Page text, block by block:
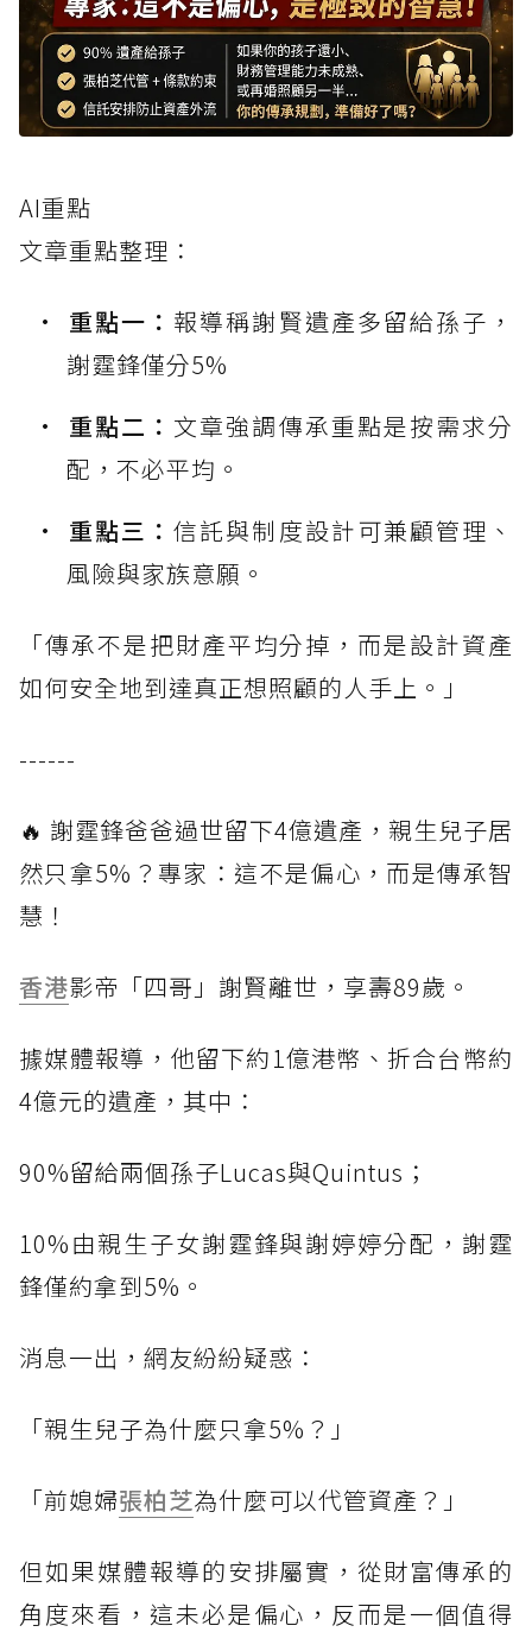
AI重點
文章重點整理：
重點一： 報導稱謝賢遺產多留給孫子，
謝霆鋒僅分5%
重點二： 文章強調傳承重點是按需求分
配，不必平均。
重點三：信託與制度設計可兼顧管理、
風險與家族意願。
「傳承不是把財產平均分掉，而是設計資產
如何安全地到達真正想照顧的人手上。」
------
🔥 謝霆鋒爸爸過世留下4億遺產，親生兒子居
然只拿5%？專家：這不是偏心，而是傳承智
慧！
香港影帝「四哥」謝賢離世，享壽89歲。
據媒體報導，他留下約1億港幣、折合台幣約
4億元的遺產，其中：
90%留給兩個孫子Lucas與Quintus；
10%由親生子女謝霆鋒與謝婷婷分配，謝霆
鋒僅約拿到5%。
消息一出，網友紛紛疑惑：
「親生兒子為什麼只拿5%？」
「前媳婦張柏芝為什麼可以代管資產？」
但如果媒體報導的安排屬實，從財富傳承的
角度來看，這未必是偏心，反而是一個值得